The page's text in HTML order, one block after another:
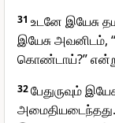
31 உடனே இயேசு
இயேசு அவனிடம்,
கொண்டாய்?”
32பேதுருவும்
அமைதியடைந்தது.